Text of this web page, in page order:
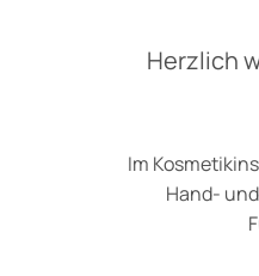
Herzlich
Im
Hand-